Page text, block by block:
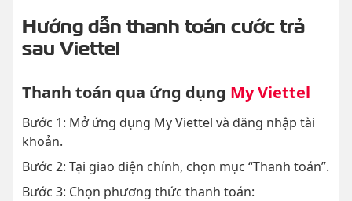
Hướng dẫn thanh toán cước trả
sau Viettel
Thanh toán qua ứng dụng My Viettel
Bước 1: Mở ứng dụng My Viettel và đăng nhập tài
khoản.
Bước 2: Tại giao diện chính, chọn mục “Thanh toán”.
Bước 3: Chọn phương thức thanh toán: